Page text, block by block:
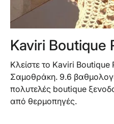
Kaviri Boutique
Κλείστε το Kaviri
Σαμοθράκη. 9.6
πολυτελές boutique
από θερμοπηγές.